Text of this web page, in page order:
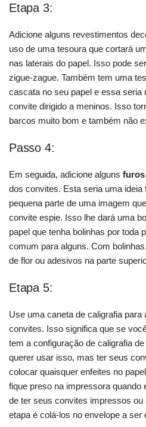
Etapa 3:
Adicione alguns revestimentos
uso de uma tesoura que cortará
nas laterais do papel. Isso pode
zigue-zague. Também tem uma
cascata no seu papel e essa seria
convite dirigido a meninos. Isso
barcos muito bom e também não
Passo 4:
Em seguida, adicione alguns furos
dos convites. Esta seria uma ideia
pequena parte de uma imagem
convite espie. Isso lhe dará uma
papel que tenha bolinhas por toda
comum para alguns. Com
de flor ou adesivos na parte
Etapa 5:
Use uma caneta de caligrafia
convites. Isso significa que se
tem a configuração de caligrafia
querer usar isso, mas ter seus
colocar quaisquer enfeites no
fique preso na impressora quando
de ter seus convites impressos
etapa é colá-los no envelope a ser